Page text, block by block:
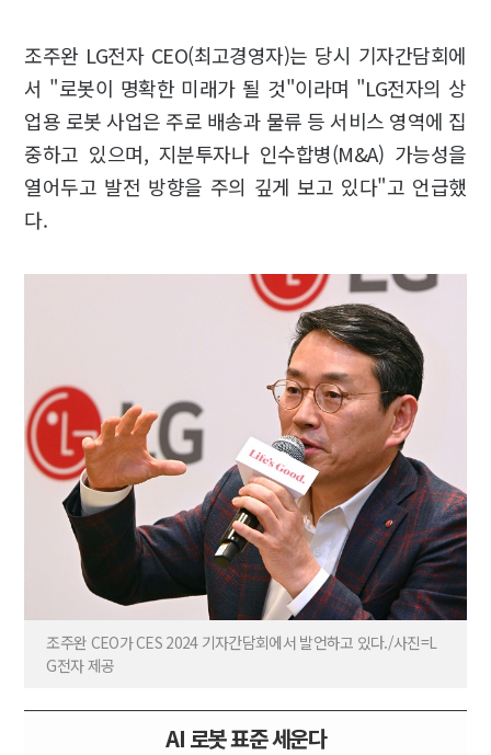
조주완 LG전자 CEO(최고경영자)는 당시 기자간담회에
서 "로봇이 명확한 미래가 될 것"이라며 "LG전자의 상
업용 로봇 사업은 주로 배송과 물류 등 서비스 영역에 집
중하고 있으며, 지분투자나 인수합병(M&A) 가능성을
열어두고 발전 방향을 주의 깊게 보고 있다"고 언급했
다.
조주완 CEO가 CES 2024 기자간담회에서 발언하고 있다./사진=L
G전자 제공
AI 로봇 표준 세운다